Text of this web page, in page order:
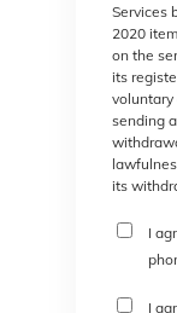
Services
2020
on the
its
voluntary
sending
its
I
I